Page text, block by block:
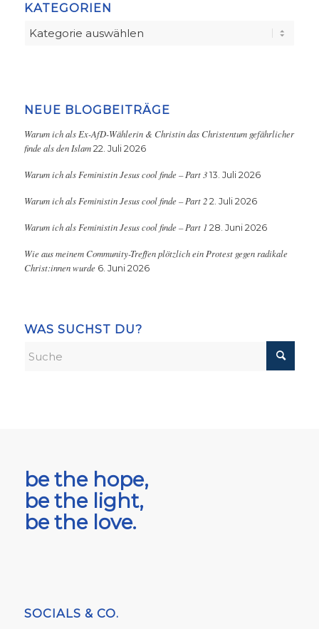
KATEGORIEN
Kategorien
NEUE BLOGBEITRÄGE
Warum ich als Ex-AfD-Wählerin & Christin das Christentum gefährlicher
finde als den Islam 22. Juli 2026
Warum ich als Feministin Jesus cool finde – Part 3 13. Juli 2026
Warum ich als Feministin Jesus cool finde – Part 2 2. Juli 2026
Warum ich als Feministin Jesus cool finde – Part 1 28. Juni 2026
Wie aus meinem Community-Treffen plötzlich ein Protest gegen radikale
Christ:innen wurde 6. Juni 2026
WAS SUCHST DU?
be the hope,
be the light,
be the love.
SOCIALS & CO.